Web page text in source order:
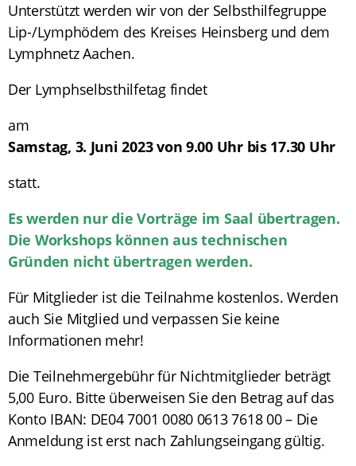
Unterstützt werden wir von der Selbsthilfegruppe
Lip-/Lymphödem des Kreises Heinsberg und dem
Lymphnetz Aachen.
Der Lymphselbsthilfetag findet
am
Samstag, 3. Juni 2023 von 9.00 Uhr bis 17.30 Uhr
statt.
Es werden nur die Vorträge im Saal übertragen.
Die Workshops können aus technischen
Gründen nicht übertragen werden.
Für Mitglieder ist die Teilnahme kostenlos. Werden
auch Sie Mitglied und verpassen Sie keine
Informationen mehr!
Die Teilnehmergebühr für Nichtmitglieder beträgt
5,00 Euro. Bitte überweisen Sie den Betrag auf das
Konto IBAN: DE04 7001 0080 0613 7618 00 – Die
Anmeldung ist erst nach Zahlungseingang gültig.